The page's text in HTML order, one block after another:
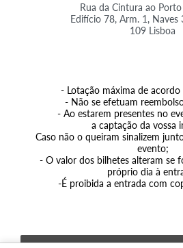
Rua da Cintura ao
Edifício 78, Arm. 1,
109 Lisboa
- Lotação máxima de
- Não se efetuam
- Ao estarem presentes no
a captação da vossa
Caso não o queiram sinalizem
evento;
- O valor dos bilhetes alteram se
próprio dia à
-É proibida a entrada com